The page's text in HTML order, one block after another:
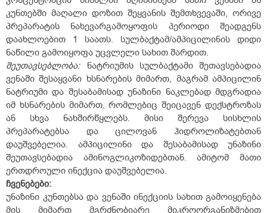
კუნთებში მაღალი დოზით შეყვანის შემთხვევაში, ორივე
პრეპარატის ნახევარგამოყოფის პერიოდი შეადგენს
დაახლოებით 1 საათს. სულბაქტამ/ამპიცილინის დიდი
ნაწილი გამოიყოფა უცვლელი სახით შარდით.
შეუთავსებლობა: ნატრიუმის სულბაქტამი შეთავსებადია
ვენაში შესაყვანი ხსნარების მიმართ, მაგრამ ამპიცილინ
ნატრიუმი და შესაბამისად უნაზინი ნაკლებად მდგრადია
იმ ხსნარების მიმართ, რომლებიც შეიცავენ დექსტროზას
ან სხვა ნახშირწყლებს. მისი შერევა სისხლის
პრეპარატებსა და ცილოვან ჰიდროლიზატებთან
დაუშვებელია. ამპიცილინი და შესაბამისად უნაზინი
შეუთავსებადია ამინოგლიკოზიდებთან. ამიტომ მათი
ერთდროული ინექცია დაუშვებელია.
ჩვენებები:
უნაზინი კუნთებსა და ვენაში ინექციის სახით გამოიყენება
მის მიმართ მგრძნობიარე მიკროორგანიზმებით